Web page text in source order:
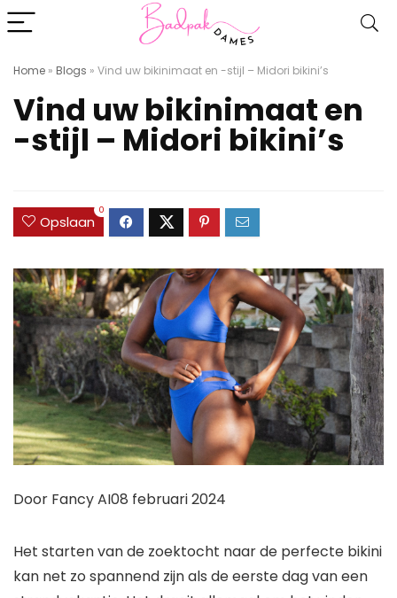
Home » Blogs » Vind uw bikinimaat en -stijl – Midori bikini’s
Vind uw bikinimaat en
-stijl – Midori bikini’s
Opslaan
0
Door Fancy AI08 februari 2024
Het starten van de zoektocht naar de perfecte bikini
kan net zo spannend zijn als de eerste dag van een